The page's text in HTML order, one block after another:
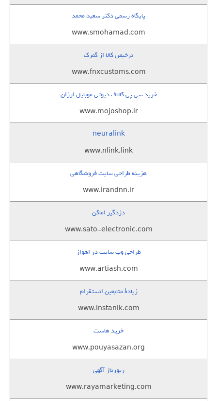
پایگاه رسمی دکتر سعید محمد
www.smohamad.com
ترخیص کالا از گمرک
www.fnxcustoms.com
خرید سی پی کالاف دیوتی موبایل ارزان
www.mojoshop.ir
neuralink
www.nlink.link
هزینه طراحی سایت فروشگاهی
www.irandnn.ir
دزدگیر اماکن
www.sato-electronic.com
طراحی وب سایت در اهواز
www.artiash.com
زيادة متابعين انستقرام
www.instanik.com
خرید هاست
www.pouyasazan.org
رپورتاژ آگهی
www.rayamarketing.com